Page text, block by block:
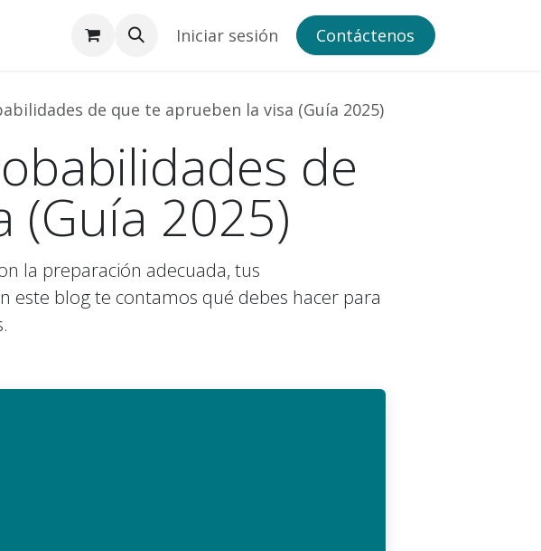
Serenade of the Seas Club de Viaje Tramite de Visa
Iniciar sesión Contáctenos
de que te aprueben la visa (Guía 2025)
de
(Guía 2025)
la preparación adecuada, tus
blog te contamos qué debes hacer para